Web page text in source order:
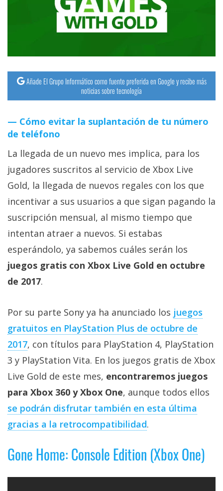
Trucos
y
Tutoriales
Ciberseguridad
operativos
Profesional
+
Más
temas
Sorteos
Contacto
/
Sobre
nosotros
/
Publicidad
/
Cambiar
opciones
privacidad
Aviso
Añade El Grupo Informático como fuente preferida en Google y recibe más
noticias sobre tecnología
Cómo evitar la suplantación de tu número
de teléfono
La llegada de un nuevo mes implica, para los
jugadores suscritos al servicio de Xbox Live
Gold, la llegada de nuevos regales con los que
incentivar a sus usuarios a que sigan pagando la
suscripción mensual, al mismo tiempo que
intentan atraer a nuevos. Si estabas
esperándolo, ya sabemos cuáles serán los
juegos gratis con Xbox Live Gold en octubre
de 2017.
Por su parte Sony ya ha anunciado los juegos
gratuitos en PlayStation Plus de octubre de
2017, con títulos para PlayStation 4, PlayStation
3 y PlayStation Vita. En los juegos gratis de Xbox
Live Gold de este mes, encontraremos juegos
para Xbox 360 y Xbox One, aunque todos ellos
se podrán disfrutar también en esta última
gracias a la retrocompatibilidad.
Gone Home: Console Edition (Xbox One)